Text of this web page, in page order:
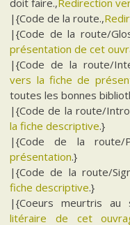
doit faire.,Redirection
|{Code de la route.,
|{Code de la route/
présentation de cet
|{Code de la route/
vers la fiche de
toutes les bonnes
|{Code de la route/
la fiche descriptive.}
|{Code de la route/
présentation.}
|{Code de la route/
fiche descriptive.}
|{Coeurs meurtris
litéraire de cet